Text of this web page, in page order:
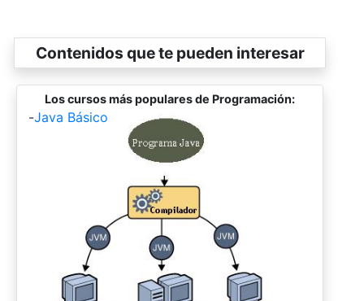
Contenidos que te pueden interesar
Los cursos más populares de Programación:
-Java Básico